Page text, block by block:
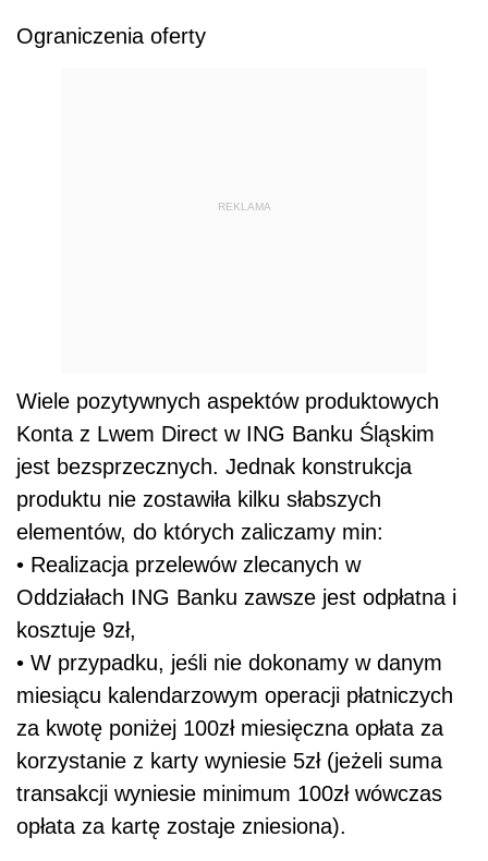
Ograniczenia oferty
REKLAMA
Wiele pozytywnych aspektów produktowych
Konta z Lwem Direct w ING Banku Śląskim
jest bezsprzecznych. Jednak konstrukcja
produktu nie zostawiła kilku słabszych
elementów, do których zaliczamy min:
• Realizacja przelewów zlecanych w
Oddziałach ING Banku zawsze jest odpłatna i
kosztuje 9zł,
• W przypadku, jeśli nie dokonamy w danym
miesiącu kalendarzowym operacji płatniczych
za kwotę poniżej 100zł miesięczna opłata za
korzystanie z karty wyniesie 5zł (jeżeli suma
transakcji wyniesie minimum 100zł wówczas
opłata za kartę zostaje zniesiona).